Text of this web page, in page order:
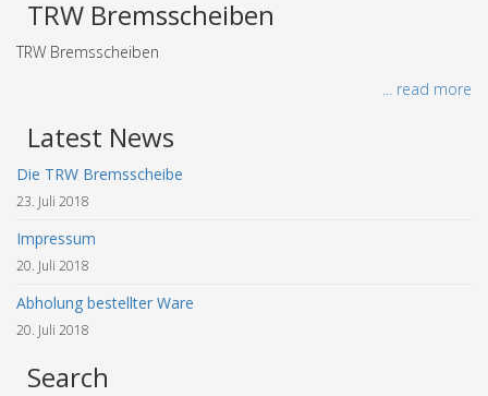
TRW Bremsscheiben
TRW Bremsscheiben
... read more
Latest News
Die TRW Bremsscheibe
23. Juli 2018
Impressum
20. Juli 2018
Abholung bestellter Ware
20. Juli 2018
Search